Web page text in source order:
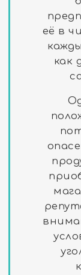
её в
как